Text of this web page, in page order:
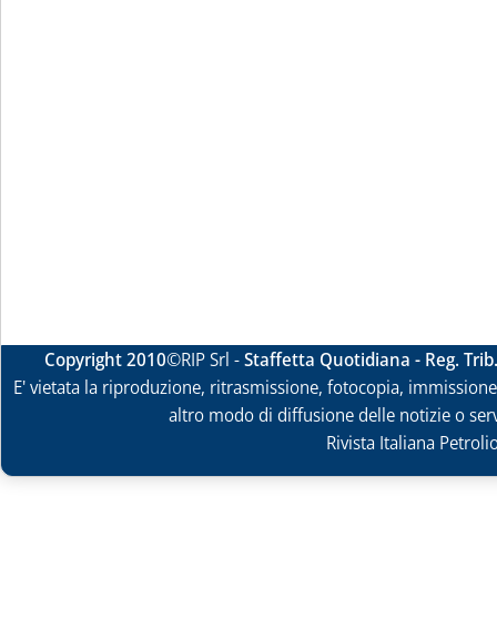
Copyright 2010©RIP Srl -Staffetta Quotidiana - Reg.
E' vietata la riproduzione, ritrasmissione, fotocopia,
altro modo di diffusione delle notizie o
Rivista Italiana